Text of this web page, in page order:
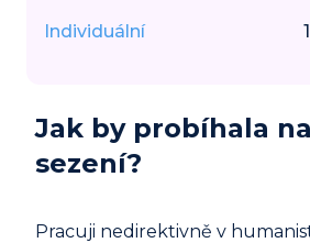
Individuální
Jak by probíhala
sezení?
Pracuji nedirektivně v